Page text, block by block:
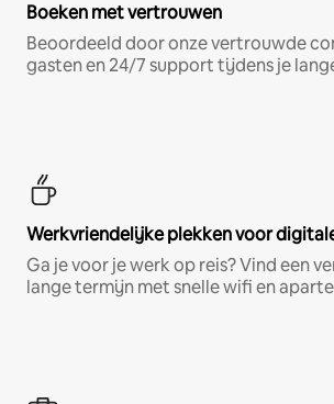
Boeken met vertrouwen
Beoordeeld door onze vertrouwde
gasten en 24/7 support tijdens je
Werkvriendelijke plekken voor
Ga je voor je werk op reis? Vind een
lange termijn met snelle wifi en